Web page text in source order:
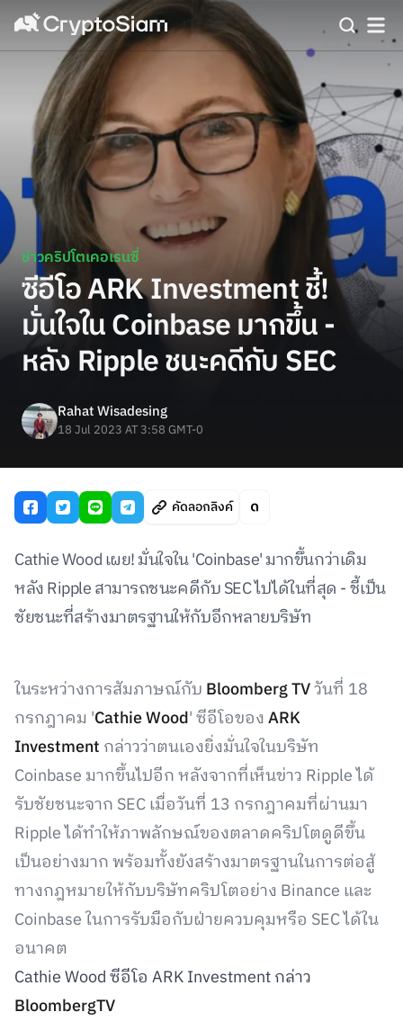
ข่าวคริปโตเคอเรนซี่
ซีอีโอ ARK Investment ชี้!
มั่นใจใน Coinbase มากขึ้น -
หลัง Ripple ชนะคดีกับ SEC
Rahat Wisadesing
18 Jul 2023 AT 3:58 GMT-0
คัดลอกลิงค์
Cathie Wood เผย! มั่นใจใน 'Coinbase' มากขึ้นกว่าเดิม
หลัง Ripple สามารถชนะคดีกับ SEC ไปได้ในที่สุด - ชี้เป็น
ชัยชนะที่สร้างมาตรฐานให้กับอีกหลายบริษัท
ในระหว่างการสัมภาษณ์กับ Bloomberg TVวันที่ 18
กรกฎาคม 'Cathie Wood' ซีอีโอของARK
Investment กล่าวว่าตนเองยิ่งมั่นใจในบริษัท
Coinbase มากขึ้นไปอีก หลังจากที่เห็นข่าว Ripple ได้
รับชัยชนะจาก SEC เมื่อวันที่ 13 กรกฎาคมที่ผ่านมา
Ripple ได้ทำให้ภาพลักษณ์ของตลาดคริปโตดูดีขึ้น
เป็นอย่างมาก พร้อมทั้งยังสร้างมาตรฐานในการต่อสู้
ทางกฎหมายให้กับบริษัทคริปโตอย่าง Binance และ
Coinbase ในการรับมือกับฝ่ายควบคุมหรือ SEC ได้ใน
อนาคต
Cathie Wood ซีอีโอ ARK Investment กล่าว
BloombergTV